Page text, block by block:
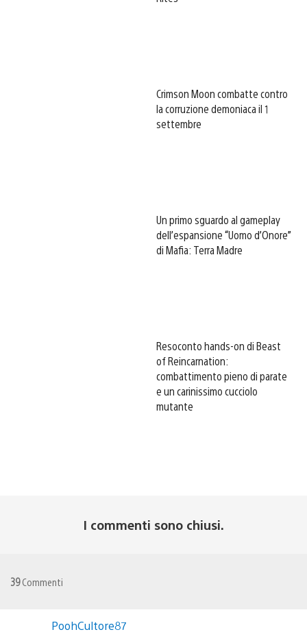
Crimson Moon combatte contro
la corruzione demoniaca il 1
settembre
Un primo sguardo al gameplay
dell’espansione “Uomo d’Onore”
di Mafia: Terra Madre
Resoconto hands-on di Beast
of Reincarnation:
combattimento pieno di parate
e un carinissimo cucciolo
mutante
I commenti sono chiusi.
39Commenti
PoohCultore87